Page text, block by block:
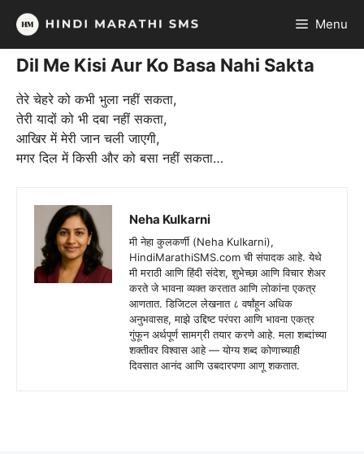
Skip
content
Menu
Dil Me Kisi Aur Ko Basa Nahi Sakta
तेरे चेहरे को कभी भुला नहीं सकता,
तेरी यादों को भी दबा नहीं सकता,
आखिर में मेरी जान चली जाएगी,
मगर दिल में किसी और को बसा नहीं सकता…
Neha Kulkarni
मी नेहा कुलकर्णी (Neha Kulkarni),
HindiMarathiSMS.com ची संपादक आहे. येथे
मी मराठी आणि हिंदी संदेश, शुभेच्छा आणि विचार शेअर
करते जे भावना व्यक्त करतात आणि लोकांना एकत्र
आणतात. डिजिटल लेखनात ८ वर्षांहून अधिक
अनुभवासह, माझे उद्दिष्ट परंपरा आणि भावना एकत्र
गुंफून अर्थपूर्ण सामग्री तयार करणे आहे. मला शब्दांच्या
शक्तीवर विश्वास आहे — योग्य शब्द कोणाच्याही
दिवसात आनंद आणि उबदारपणा आणू शकतात.